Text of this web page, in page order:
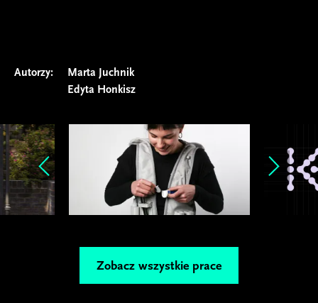
Autorzy:
Marta Juchnik
Edyta Honkisz
Zobacz wszystkie prace